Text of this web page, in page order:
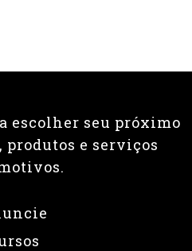
escolher seu próximo
produtos e serviços